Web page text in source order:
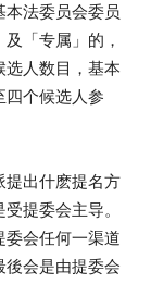
法委员会委员
「专属」的，
人数目，基本
四个候选人参
提出什麽提名方
提委会主导。
会任何一渠道
会是由提委会